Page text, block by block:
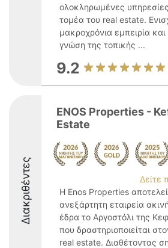
ολοκληρωμένες
τομέα του real estate.
μακροχρόνια εμπειρία
γνώση της τοπικής ...
9.2
Διακριθέντες
ENOS Properties -
Estate
Δείτε
Η Enos Properties
ανεξάρτητη εταιρεία
έδρα το Αργοστόλι της
που δραστηριοποιείται
real estate. Διαθέτοντας